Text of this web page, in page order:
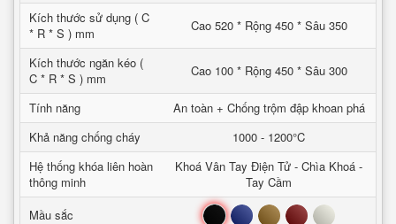
Kích thước sử dụng ( C
* R * S ) mm
Cao 520 * Rộng 450 * Sâu 350
Kích thước ngăn kéo (
C * R * S ) mm
Cao 100 * Rộng 450 * Sâu 300
Tính năng
An toàn + Chống trộm đập khoan phá
Khả năng chống cháy
1000 - 1200°C
Hệ thống khóa liên hoàn
thông minh
Khoá Vân Tay Điện Tử - Chìa Khoá -
Tay Cầm
Mầu sắc
Đen Xanh Nâu Đỏ Trắng